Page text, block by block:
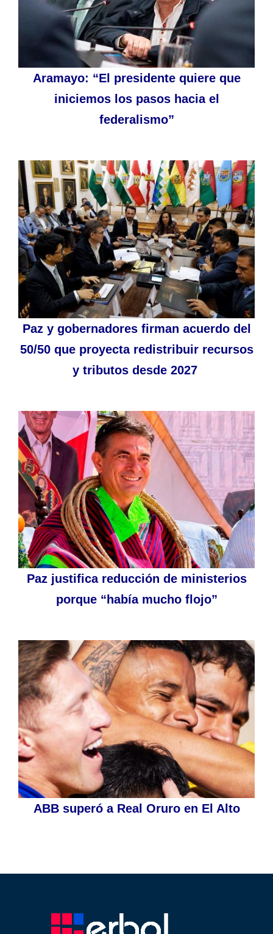
Aramayo: “El presidente quiere que
iniciemos los pasos hacia el
federalismo”
Paz y gobernadores firman acuerdo del
50/50 que proyecta redistribuir recursos
y tributos desde 2027
Paz justifica reducción de ministerios
porque “había mucho flojo”
ABB superó a Real Oruro en El Alto